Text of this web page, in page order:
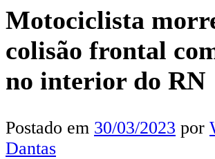
Motociclista
colisão frontal
no interior do RN
Postado em 30/03/2023 por
Dantas